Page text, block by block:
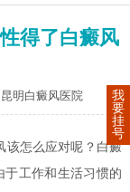
得了白癜风
明白癜风医院
该怎么应对呢？白癜
于工作和生活习惯的
我
要
挂
号